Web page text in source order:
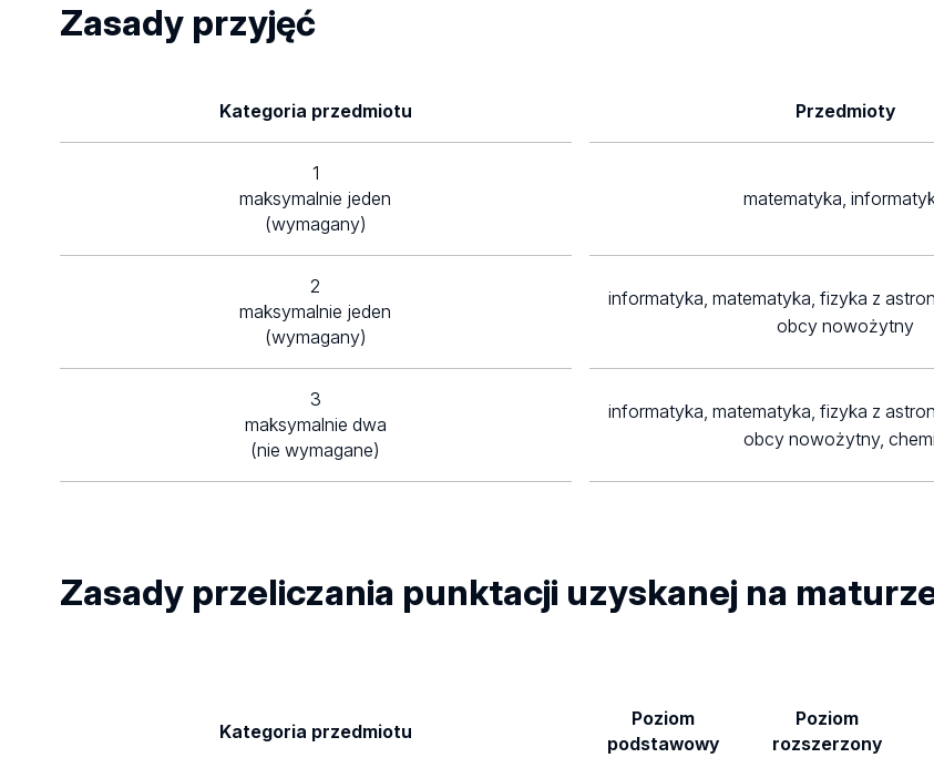
Zasady przyjęć
Kategoria przedmiotu Przedmioty
1
maksymalnie jeden
(wymagany)
matematyka,
2
maksymalnie jeden
(wymagany)
informatyka, matematyka, fizyka z
obcy nowożytny
3
maksymalnie dwa
(nie wymagane)
informatyka, matematyka, fizyka z
obcy nowożytny,
Zasady przeliczania punktacji uzyskanej na
Kategoria przedmiotu
Poziom
podstawowy
Poziom
rozszerzony